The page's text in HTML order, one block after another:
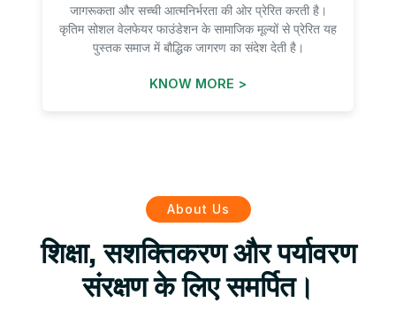
जागरूकता और सच्ची आत्मनिर्भरता की ओर प्रेरित करती है।
कृतिम सोशल वेलफेयर फाउंडेशन के सामाजिक मूल्यों से प्रेरित यह
पुस्तक समाज में बौद्धिक जागरण का संदेश देती है।
KNOW MORE >
About Us
शिक्षा, सशक्तिकरण और पर्यावरण
संरक्षण के लिए समर्पित।